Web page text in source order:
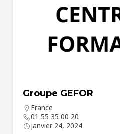
Groupe GEFOR
France
01 55 35 00 20
janvier 24, 2024